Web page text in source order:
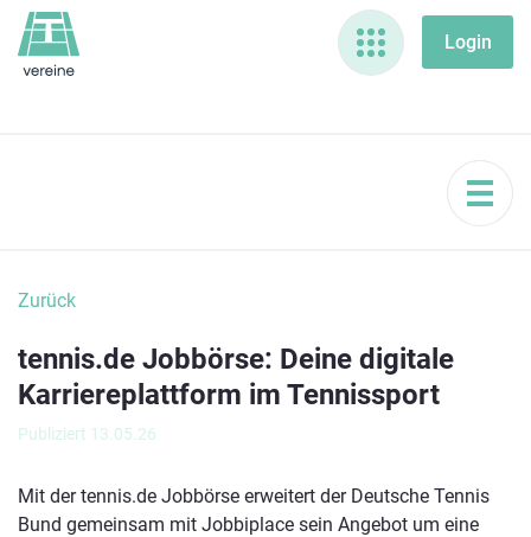
Zurück
tennis.de Jobbörse: Deine digitale
Karriereplattform im Tennissport
Publiziert 13.05.26
Mit der tennis.de Jobbörse erweitert der Deutsche Tennis
Bund gemeinsam mit Jobbiplace sein Angebot um eine